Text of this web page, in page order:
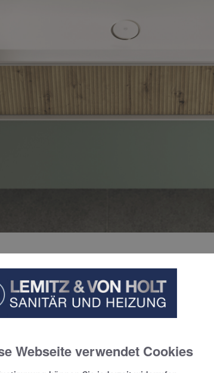
FÜR DAS LIFESTYLE-BAD
eleganten Wirkung wegen aktuell gerne im
etwa erhalten so eine dekorative
natürlichen Charme von Holzoberflächen bei.
Webseite verwendet Cookies